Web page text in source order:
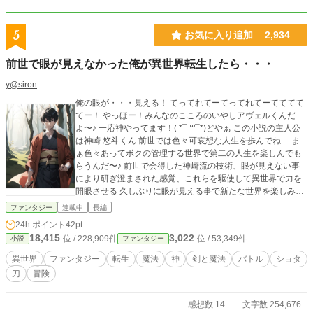
5 お気に入り追加 2,934
前世で眼が見えなかった俺が異世界転生したら・・・
y@siron
俺の眼が・・・見える！ てってれてーてってれてーてててて
てー！ やっほー！みんなのこころのいやしアヴェルくんだ
よ〜♪ 一応神やってます！( *¯ ꒳¯*)どやぁ この小説の主人公
は神崎 悠斗くん 前世では色々可哀想な人生を歩んでね… ま
ぁ色々あってボクの管理する世界で第二の人生を楽しんでも
らうんだ〜♪ 前世で会得した神崎流の技術、眼が見えない事
により研ぎ澄まされた感覚、これらを駆使して異世界で力を
開眼させる 久しぶりに眼が見える事で新たな世界を楽しみな
がら冒険者として歩んでいく 色んな困難を乗り越えて日々成
かわかりません！ ボクはそこそこ活躍する予定〜ノシ
ファンタジー 連載中 長編
24h.ポイント 42pt
小説 18,415 位 / 228,909件 ファンタジー 3,022 位 / 53,349件
異世界 ファンタジー 転生 魔法 神 剣と魔法 バトル
ショタ
刀
冒険
感想数 14
文字数 254,676